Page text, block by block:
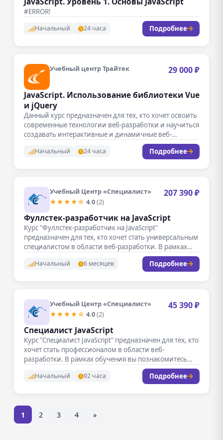
#ERROR!
Начальный 24 часа Подробнее
Учебный центр Трайтек 29 000 ₽
JavaScript. Использование библиотеки Vue
и jQuery
Данный курс предназначен для тех, кто хочет освоить
современные технологии веб-разработки и научиться
создавать интерактивные и динамичные веб-
Начальный 24 часа Подробнее
Учебный Центр «Специалист»
★★★★☆ 4.0(2)
207 390 ₽
Фуллстек-разработчик на JavaScript
Курс "Фуллстек-разработчик на JavaScript"
предназначен для тех, кто хочет стать универсальным
специалистом в области веб-разработки. В рамках
Начальный 6 месяцев Подробнее
Учебный Центр «Специалист»
★★★★☆ 4.0(2)
45 390 ₽
Специалист JavaScript
Курс "Специалист JavaScript" предназначен для тех, кто
хочет стать профессионалом в области веб-
разработки. В рамках обучения вы познакомитесь…
Начальный 92 часа Подробнее
1 2 3 4 »